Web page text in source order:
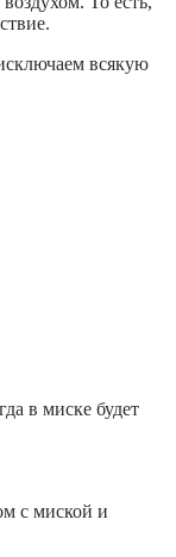
всякую
в миске будет
с миской и